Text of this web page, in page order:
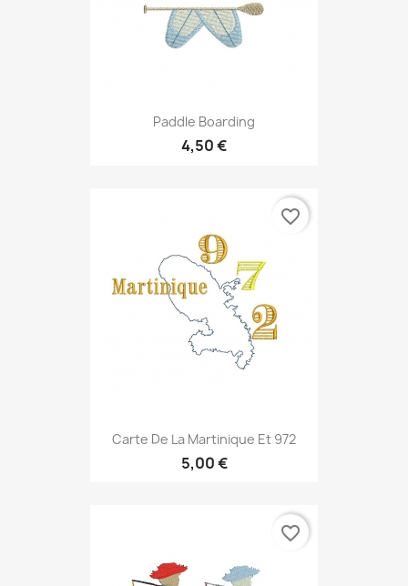
Paddle Boarding
4,50 €
Carte De La Martinique Et 972
5,00 €
favorite_border
favorite_border